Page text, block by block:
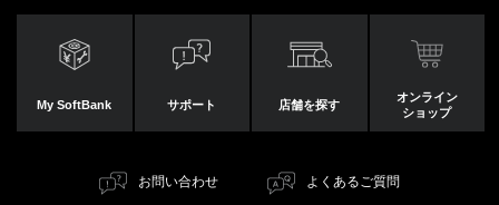
My SoftBank サポート 店舗を探す
オンライン
ショップ
お問い合わせ よくあるご質問